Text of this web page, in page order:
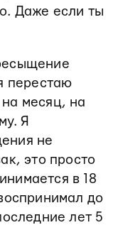
Даже если ты
перестаю
месяц, на
Я
не
это просто
в 18
до
лет 5